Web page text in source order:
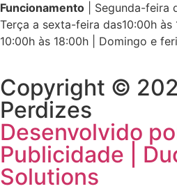
Funcionamento
Segunda-feira
Terça a sexta-feira das10:00h às
10:00h às 18:00h | Domingo e
Copyright ©
Perdizes
Desenvolvido
Publicidade |
Solutions